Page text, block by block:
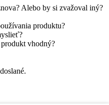
Alebo by si zvažoval iný?
produktu?
vhodný?